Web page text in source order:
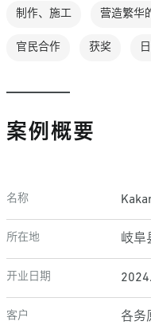
制作、施工 营造繁华
官民合作 获奖
案例概要
名称
所在地 岐阜
开业日期
客户 各务